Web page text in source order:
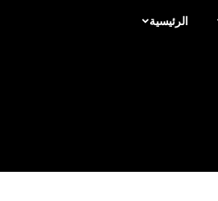
الرئيسية